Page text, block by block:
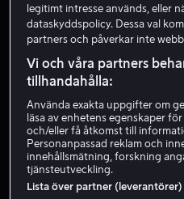
Djungelgänget:
7 år
Hyr
legitimt intresse används, eller
dataskyddspolicy. Dessa val
partners och påverkar inte
Vi och våra partners
tillhandahålla:
Använda exakta uppgifter om
läsa av enhetens egenskaper
och/eller få åtkomst till
Personanpassad reklam och
innehållsmätning, forskning
tjänsteutveckling.
Lista över partner (leverantörer)